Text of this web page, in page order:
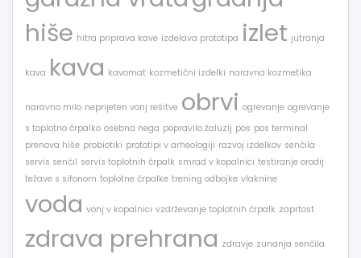
hiše hitra priprava kave izdelava prototipa izlet jutranja
kava kava kavomat kozmetični izdelki naravna kozmetika
naravno milo neprijeten vonj rešitve obrvi ogrevanje ogrevanje
s toplotno črpalko osebna nega popravilo žaluzij pos pos terminal
prenova hiše probiotiki prototipi v arheologiji razvoj izdelkov senčila
servis senčil servis toplotnih črpalk smrad v kopalnici testiranje orodij
težave s sifonom toplotne črpalke trening odbojke vlaknine
voda vonj v kopalnici vzdrževanje toplotnih črpalk zaprtost
zdrava prehrana zdravje zunanja senčila